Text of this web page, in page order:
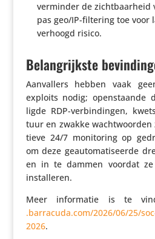
verminder de zicht­baar­heid
pas geo/IP-filtering toe voor
verhoogd risico.
Belangrijkste
Aanval­lers hebben vaak
exploits nodig; open­staande
ligde RDP-verbin­dingen,
tuur en zwakke
tieve 24/​7 moni­to­ring op
om deze geau­to­ma­ti­seerde
en in te dammen voordat ze
installeren.
Meer infor­matie is te
.barracuda​.com/​2​0​2​6​/​0​6​/​2​5​/​
2026.